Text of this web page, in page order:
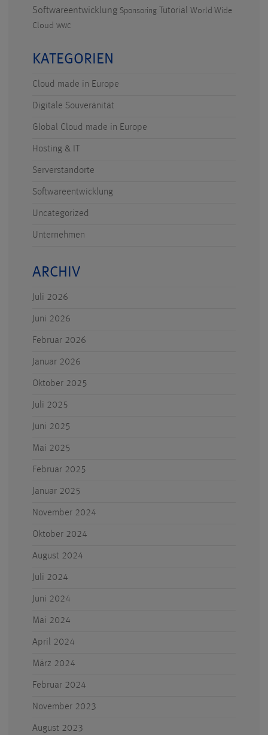
Softwareentwicklung Sponsoring Tutorial World Wide
Cloud WWC
KATEGORIEN
Cloud made in Europe
Digitale Souveränität
Global Cloud made in Europe
Hosting & IT
Serverstandorte
Softwareentwicklung
Uncategorized
Unternehmen
ARCHIV
Juli 2026
Juni 2026
Februar 2026
Januar 2026
Oktober 2025
Juli 2025
Juni 2025
Mai 2025
Februar 2025
Januar 2025
November 2024
Oktober 2024
August 2024
Juli 2024
Juni 2024
Mai 2024
April 2024
März 2024
Februar 2024
November 2023
August 2023